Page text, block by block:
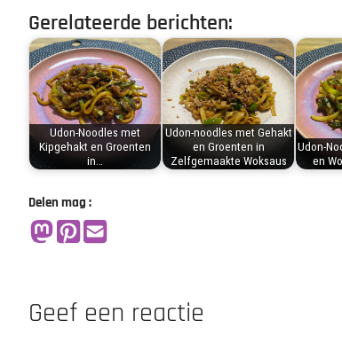
Gerelateerde berichten:
Udon-Noodles met
Kipgehakt en Groenten
in…
Udon-noodles met Gehakt
en Groenten in
Zelfgemaakte Woksaus
Udon-
en
Delen mag :
Geef een reactie